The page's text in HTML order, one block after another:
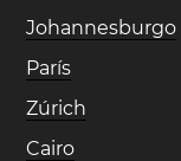
Johannesburgo
París
Zúrich
Cairo